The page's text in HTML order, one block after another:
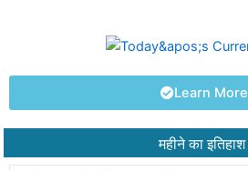
Learn More
महीने का इतिहाश